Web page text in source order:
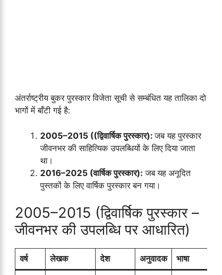
अंतर्राष्ट्रीय बुकर पुरस्कार विजेता सूची से सम्बंधित यह तालिका दो
भागों में बाँटी गई है:
2005–2015 ((द्विवार्षिक पुरस्कार):जब यह पुरस्कार
जीवनभर की साहित्यिक उपलब्धियों के लिए दिया जाता
था।
2016–2025 (वार्षिक पुरस्कार): जब यह अनूदित
पुस्तकों के लिए वार्षिक पुरस्कार बन गया।
2005–2015 (द्विवार्षिक पुरस्कार –
जीवनभर की उपलब्धि पर आधारित)
वर्ष लेखक देश अनुवादक भाषा